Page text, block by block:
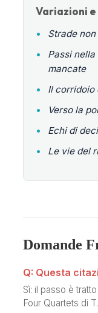
Variazioni e
•
Strade
•
Passi
mancate
•
Il corridoio
•
Verso la
•
Echi di
•
Le vie del
Domande
Q: Questa
Sì: il passo è
Four Quartets di